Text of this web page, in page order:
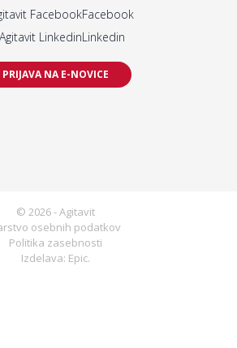
Facebook
Linkedin
PRIJAVA NA E-NOVICE
© 2026 - Agitavit
osebnih podatkov
Politika zasebnosti
Izdelava: Epic.